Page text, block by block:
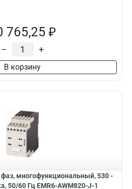
765,25 ₽
– +
В корзину
фаз, многофункциональный, 530 -
50/60 Гц EMR6-AWM820-J-1